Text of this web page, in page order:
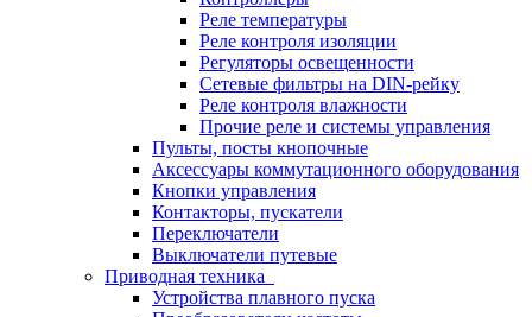
Реле температуры
Реле контроля изоляции
Регуляторы освещенности
Сетевые фильтры на DIN-рейку
Реле контроля влажности
Прочие реле и системы управления
Пульты, посты кнопочные
Аксессуары коммутационного оборудования
Кнопки управления
Контакторы, пускатели
Переключатели
Выключатели путевые
Приводная техника
Устройства плавного пуска